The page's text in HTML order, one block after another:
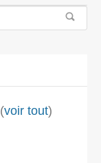
voir tout)